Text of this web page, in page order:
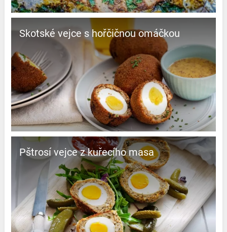
Skotské vejce s hořčičnou omáčkou
Pštrosí vejce z kuřecího masa